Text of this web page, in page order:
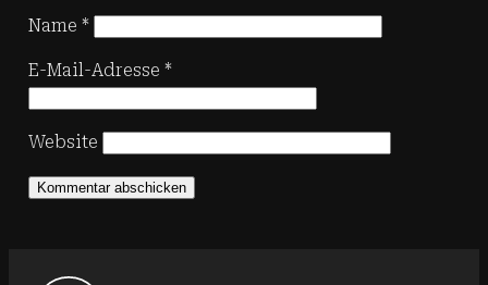
Name *
E-Mail-Adresse *
Website